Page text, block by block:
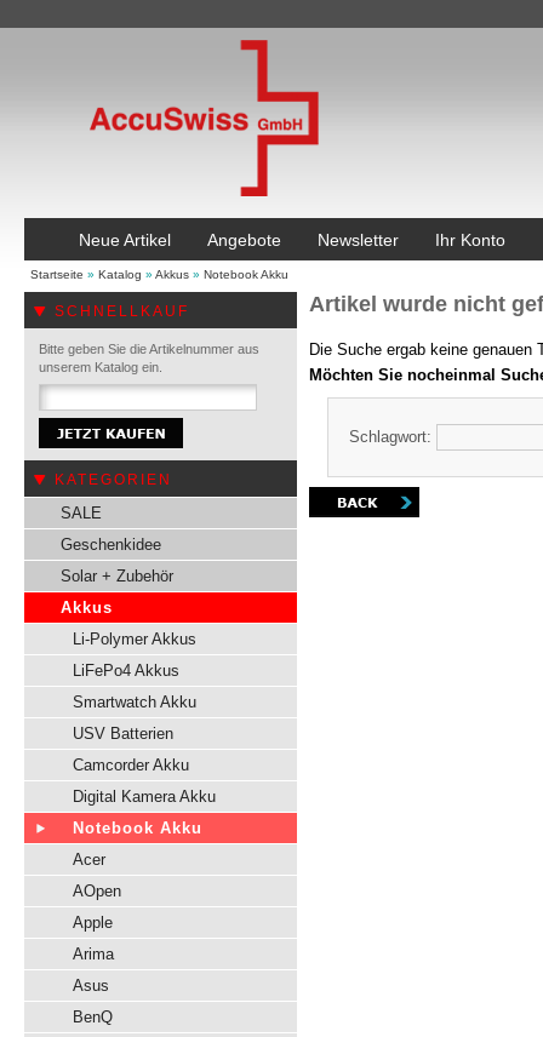
Neue Artikel Angebote Newsletter Ihr Konto
Startseite » Katalog » Akkus » Notebook Akku
SCHNELLKAUF
Bitte geben Sie die Artikelnummer aus
unserem Katalog ein.
KATEGORIEN
SALE
Geschenkidee
Solar + Zubehör
Akkus
Li-Polymer Akkus
LiFePo4 Akkus
Smartwatch Akku
USV Batterien
Camcorder Akku
Digital Kamera Akku
Notebook Akku
Acer
AOpen
Apple
Arima
Asus
BenQ
Artikel wurde nicht
Die Suche ergab keine genauen
Möchten Sie nocheinmal
Schlagwort: